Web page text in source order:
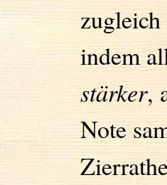
indem
stärker,
Note